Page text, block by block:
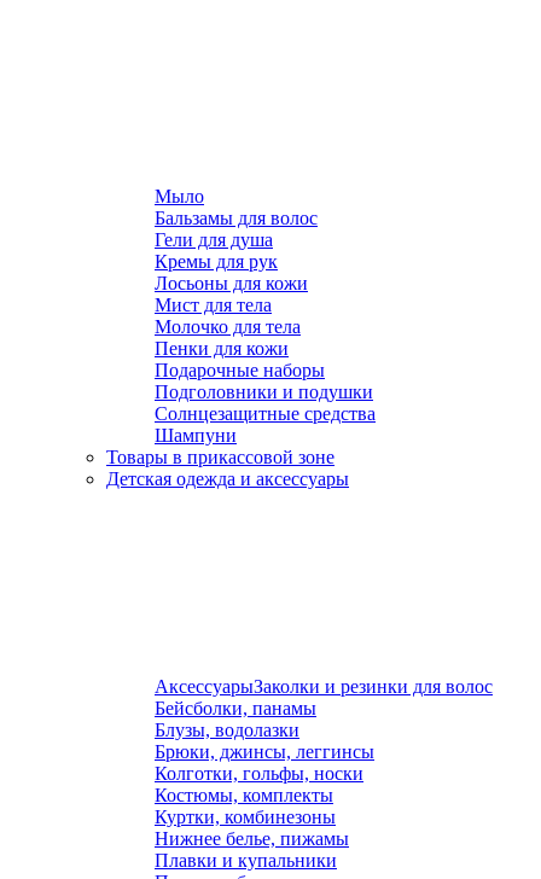
Мыло
Бальзамы для волос
Гели для душа
Кремы для рук
Лосьоны для кожи
Мист для тела
Молочко для тела
Пенки для кожи
Подарочные наборы
Подголовники и подушки
Солнцезащитные средства
Шампуни
Товары в прикассовой зоне
Детская одежда и аксессуары
АксессуарыЗаколки и резинки для волос
Бейсболки, панамы
Блузы, водолазки
Брюки, джинсы, леггинсы
Колготки, гольфы, носки
Костюмы, комплекты
Куртки, комбинезоны
Нижнее белье, пижамы
Плавки и купальники